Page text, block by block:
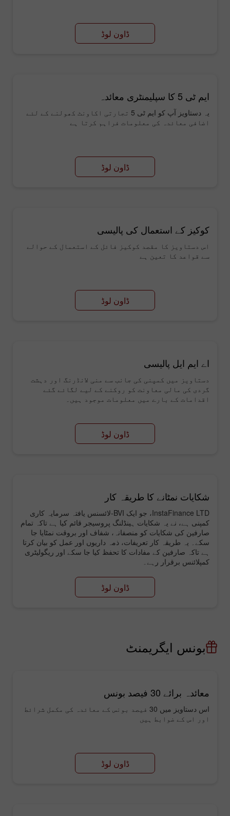
ڈاون لوڈ
ایم ٹی 5 کا سپلیمنٹری معائدہ
یہ دستاویز آپ کو ایم ٹی 5 تجارتی اکاونٹ کھولنے کے لئے
اضافی معائدہ کی معلومات فراہم کرتا ہے
ڈاون لوڈ
کوکیز کے استعمال کی پالیسی
اس دستاویز کا مقصد کوکیز فائل کے استعمال کے حوالے
سے قواعد کا تعین ہے
ڈاون لوڈ
اے ایم ایل پالیسی
دستاویز میں کمپنی کی جانب سے منی لانڈرنگ اور دہشت
گردی کی مالی معاونت کو روکنے کے لیے لگائے گئے
اقدامات کے بارے میں معلومات موجود ہیں۔
ڈاون لوڈ
شکایات نمٹانے کا طریقہ کار
InstaFinance LTD، جو ایک BVI-لائسنس یافتہ سرمایہ کاری
کمپنی ہے، نے یہ شکایات ہینڈلنگ پروسیجر قائم کیا ہے تاکہ تمام
صارفین کی شکایات کو منصفانہ، شفاف اور بروقت نمٹایا جا
سکے۔ یہ طریقہ کار تعریفات، ذمہ داریوں اور عمل کو بیان کرتا
ہے تاکہ صارفین کے مفادات کا تحفظ کیا جا سکے اور ریگولیٹری
کمپلائنس برقرار رہے۔
ڈاون لوڈ
بونس ایگریمنٹ
معائدہ برائے 30 فیصد بونس
اس دستاویز میں 30 فیصد بونس کے معائدہ کی مکمل شرائط
اور اس کے ضوابط ہیں
ڈاون لوڈ